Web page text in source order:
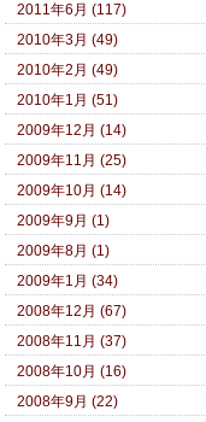
2011年6月 (117)
2010年3月 (49)
2010年2月 (49)
2010年1月 (51)
2009年12月 (14)
2009年11月 (25)
2009年10月 (14)
2009年9月 (1)
2009年8月 (1)
2009年1月 (34)
2008年12月 (67)
2008年11月 (37)
2008年10月 (16)
2008年9月 (22)